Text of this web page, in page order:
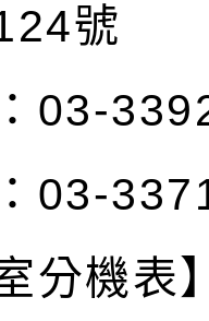
號
03-
03-
分機表】